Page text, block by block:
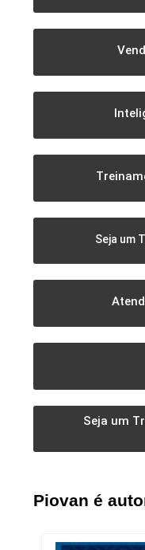
Seja um
Seja um
Piovan é